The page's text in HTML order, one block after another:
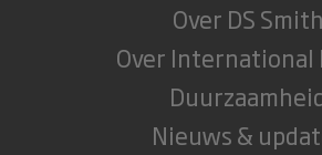
Over DS Smith
Over International
Nieuws &